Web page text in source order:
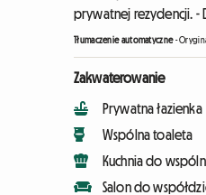
prywatnej rezydencji. -
Tłumaczenie automatyczne-
Zakwaterowanie
Prywatna łazienka
Wspólna toaleta
Kuchnia do
Salon do